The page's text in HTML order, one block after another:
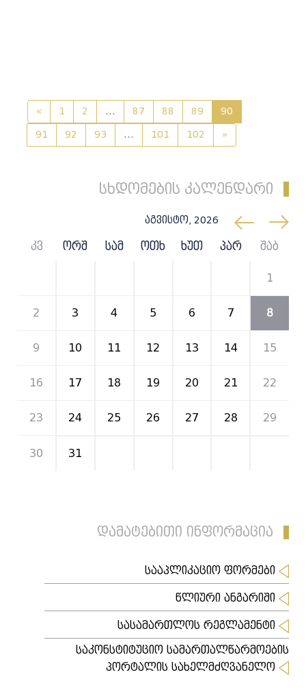
« 1 2 ... 87 88 89
90
91
92 93 ... 101 102 »
სხდომების კალენდარი
აგვისტო, 2026
კვ ორშ სამ ოთხ ხუთ პარ შაბ
1
2 3 4 5 6 7 8
9 10 11 12 13 14 15
16 17 18 19 20 21 22
23 24 25 26 27 28 29
30 31
დამატებითი ინფორმაცია
სააპლიკაციო ფორმები
წლიური ანგარიში
სასამართლოს რეგლამენტი
საკონსტიტუციო სამართალწარმოების
პორტალის სახელმძღვანელო